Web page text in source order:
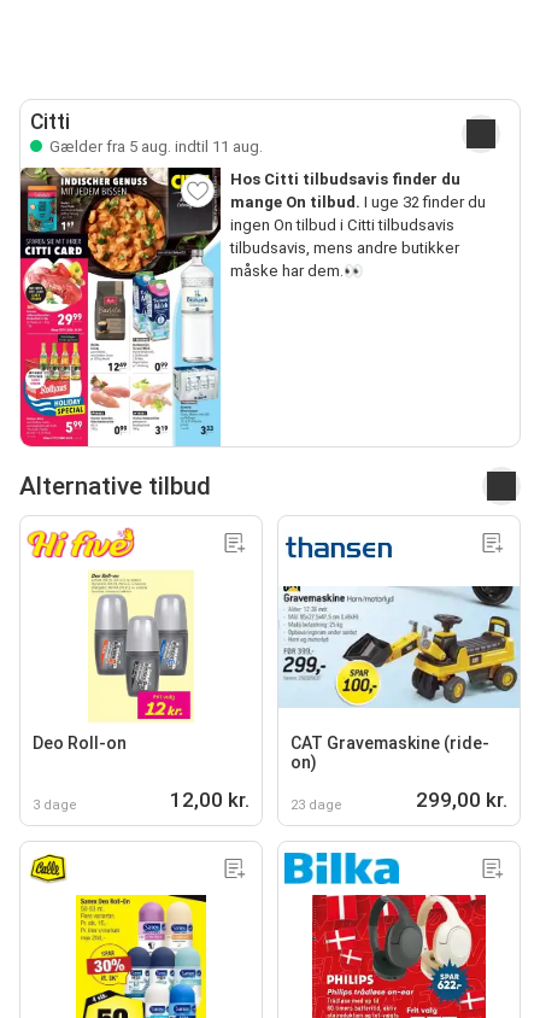
Citti
Gælder fra 5 aug. indtil 11 aug.
Hos Citti tilbudsavis finder du
mange On tilbud. I uge 32 finder du
ingen On tilbud i Citti tilbudsavis
tilbudsavis, mens andre butikker
måske har dem.👀
Alternative tilbud
Deo Roll-on
3 dage 12,00 kr.
CAT Gravemaskine (ride-
on)
23 dage 299,00 kr.